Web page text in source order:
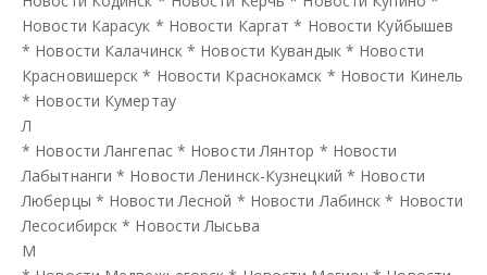
Новости Карасук * Новости Каргат * Новости Куйбышев
* Новости Калачинск * Новости Кувандык * Новости
Красновишерск * Новости Краснокамск * Новости Кинель
* Новости Кумертау
Л
* Новости Лангепас* Новости Лянтор * Новости
Лабытнанги * Новости Ленинск-Кузнецкий * Новости
Люберцы * Новости Лесной * Новости Лабинск * Новости
Лесосибирск * Новости Лысьва
М